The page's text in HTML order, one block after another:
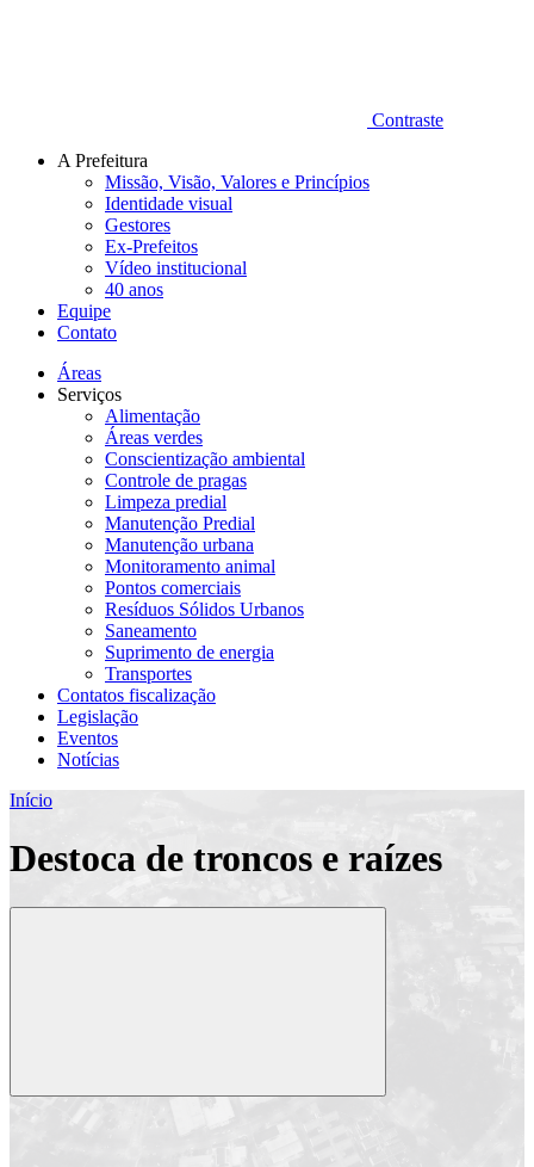
Contraste
A Prefeitura
Missão, Visão, Valores e Princípios
Identidade visual
Gestores
Ex-Prefeitos
Vídeo institucional
40 anos
Equipe
Contato
Áreas
Serviços
Alimentação
Áreas verdes
Conscientização ambiental
Controle de pragas
Limpeza predial
Manutenção Predial
Manutenção urbana
Monitoramento animal
Pontos comerciais
Resíduos Sólidos Urbanos
Saneamento
Suprimento de energia
Transportes
Contatos fiscalização
Legislação
Eventos
Notícias
Início
Destoca de troncos e raízes
Compartilhar